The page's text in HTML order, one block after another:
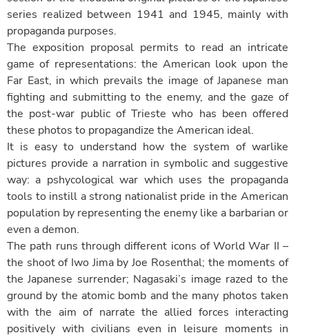
series realized between 1941 and 1945, mainly with
propaganda purposes.
The exposition proposal permits to read an intricate
game of representations: the American look upon the
Far East, in which prevails the image of Japanese man
fighting and submitting to the enemy, and the gaze of
the post-war public of Trieste who has been offered
these photos to propagandize the American ideal.
It is easy to understand how the system of warlike
pictures provide a narration in symbolic and suggestive
way: a pshycological war which uses the propaganda
tools to instill a strong nationalist pride in the American
population by representing the enemy like a barbarian or
even a demon.
The path runs through different icons of World War II –
the shoot of Iwo Jima by Joe Rosenthal; the moments of
the Japanese surrender; Nagasaki’s image razed to the
ground by the atomic bomb and the many photos taken
with the aim of narrate the allied forces interacting
positively with civilians even in leisure moments in